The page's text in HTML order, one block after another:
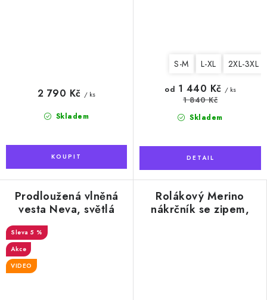
Skladem
2 790 Kč / ks
S-M L-XL 2XL-3XL
Skladem
od 1 440 Kč / ks
1 840 Kč
Prodloužená vlněná
vesta Neva, světlá
krémová
5 %
Akce
VIDEO
Rolákový Merino
nákrčník se zipem,